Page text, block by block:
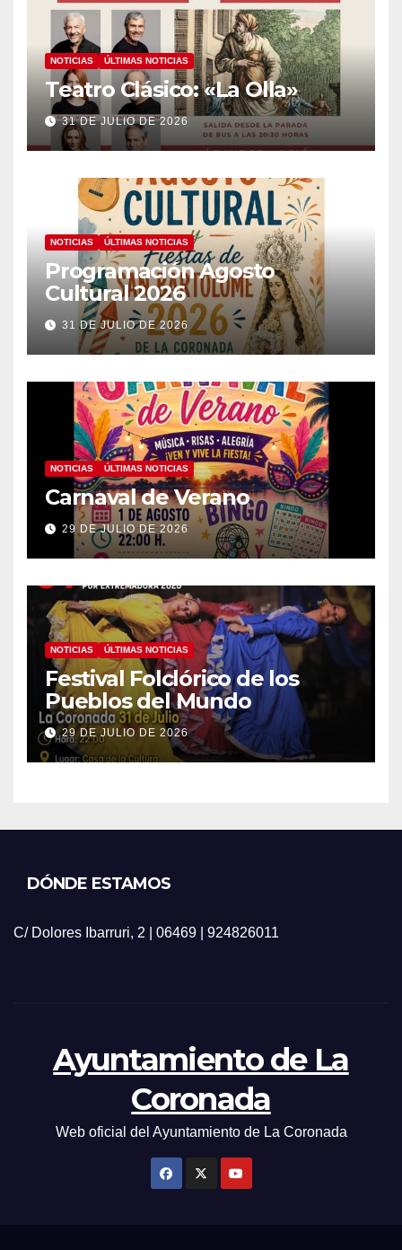
NOTICIAS ÚLTIMAS NOTICIAS
Teatro Clásico: «La Olla»
31 DE JULIO DE 2026
NOTICIAS ÚLTIMAS NOTICIAS
Programación Agosto
Cultural 2026
31 DE JULIO DE 2026
NOTICIAS ÚLTIMAS NOTICIAS
Carnaval de Verano
29 DE JULIO DE 2026
NOTICIAS ÚLTIMAS NOTICIAS
Festival Folclórico de los
Pueblos del Mundo
29 DE JULIO DE 2026
DÓNDE ESTAMOS
C/ Dolores Ibarruri, 2 | 06469 | 924826011
Ayuntamiento de La
Coronada
Web oficial del Ayuntamiento de La Coronada